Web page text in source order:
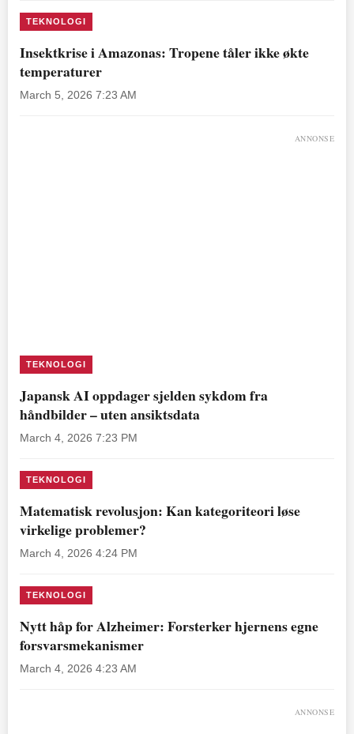
TEKNOLOGI
Insektkrise i Amazonas: Tropene tåler ikke økte
temperaturer
March 5, 2026 7:23 AM
ANNONSE
TEKNOLOGI
Japansk AI oppdager sjelden sykdom fra
håndbilder – uten ansiktsdata
March 4, 2026 7:23 PM
TEKNOLOGI
Matematisk revolusjon: Kan kategoriteori løse
virkelige problemer?
March 4, 2026 4:24 PM
TEKNOLOGI
Nytt håp for Alzheimer: Forsterker hjernens egne
forsvarsmekanismer
March 4, 2026 4:23 AM
ANNONSE